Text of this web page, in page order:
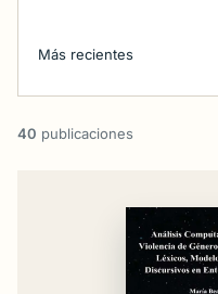
40 publicaciones